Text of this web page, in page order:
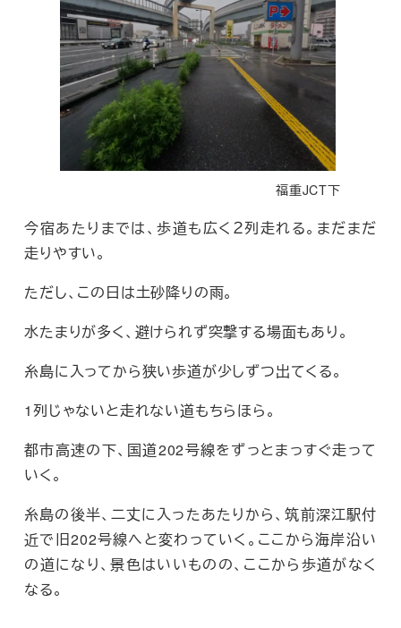
福重JCT下
今宿あたりまでは、歩道も広く２列走れる。まだまだ
走りやすい。
ただし、この日は土砂降りの雨。
水たまりが多く、避けられず突撃する場面もあり。
糸島に入ってから狭い歩道が少しずつ出てくる。
1列じゃないと走れない道もちらほら。
都市高速の下、国道202号線をずっとまっすぐ走って
いく。
糸島の後半、二丈に入ったあたりから、筑前深江駅付
近で旧202号線へと変わっていく。ここから海岸沿い
の道になり、景色はいいものの、ここから歩道がなく
なる。